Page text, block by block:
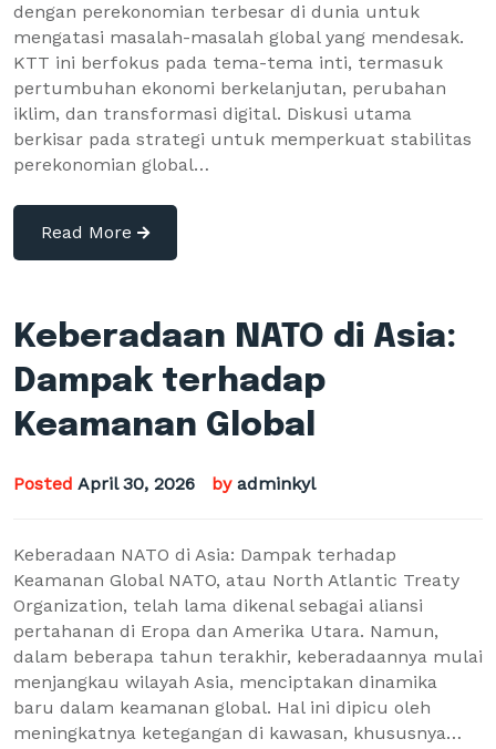
dengan perekonomian terbesar di dunia untuk
mengatasi masalah-masalah global yang mendesak.
KTT ini berfokus pada tema-tema inti, termasuk
pertumbuhan ekonomi berkelanjutan, perubahan
iklim, dan transformasi digital. Diskusi utama
berkisar pada strategi untuk memperkuat stabilitas
perekonomian global…
Read More
Keberadaan NATO di Asia:
Dampak terhadap
Keamanan Global
Posted April 30, 2026 by adminkyl
Keberadaan NATO di Asia: Dampak terhadap
Keamanan Global NATO, atau North Atlantic Treaty
Organization, telah lama dikenal sebagai aliansi
pertahanan di Eropa dan Amerika Utara. Namun,
dalam beberapa tahun terakhir, keberadaannya mulai
menjangkau wilayah Asia, menciptakan dinamika
baru dalam keamanan global. Hal ini dipicu oleh
meningkatnya ketegangan di kawasan, khususnya…